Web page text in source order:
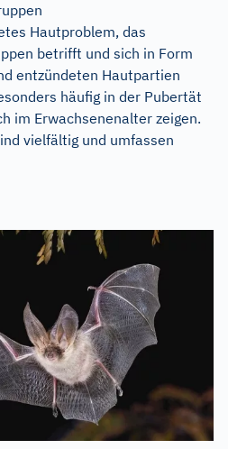
Hautproblem, das
betrifft und sich in Form
entzündeten Hautpartien
häufig in der Pubertät
im Erwachsenenalter zeigen.
vielfältig und umfassen